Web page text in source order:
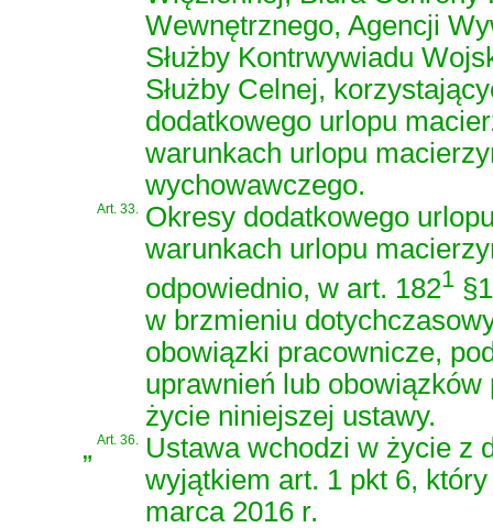
Wewnętrznego, Agencji
Służby Kontrwywiadu
Służby Celnej,
dodatkowego urlopu
warunkach urlopu
wychowawczego.
Art. 33. Okresy dodatkowego
warunkach urlopu
odpowiednio, w art. 1821
w brzmieniu
obowiązki pracownicze,
uprawnień lub
życie niniejszej ustawy.
„Art. 36.
Ustawa wchodzi w życie z
wyjątkiem art. 1 pkt 6,
marca 2016 r.